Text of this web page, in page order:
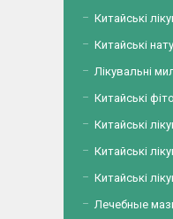
Китайські
Китайські
Лікувальні
Китайські
Китайські
Китайські
Китайські
Лечебные